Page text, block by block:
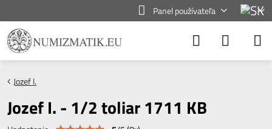
Panel používateľa
Jozef I.
Jozef I. - 1/2 toliar 1711 KB